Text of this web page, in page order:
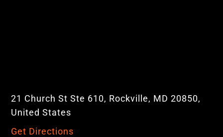
21 Church St Ste 610, Rockville, MD 20850,
United States
Get Directions